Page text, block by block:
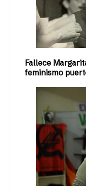
Fallece
feminismo